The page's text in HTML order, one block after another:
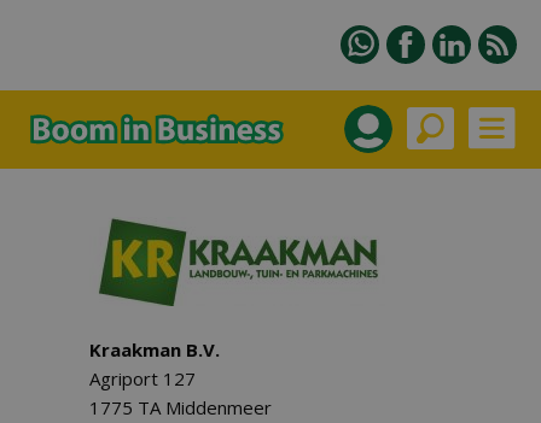
Kraakman B.V.
Agriport 127
1775 TA Middenmeer